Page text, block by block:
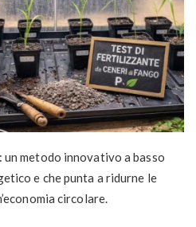
metodo innovativo a basso
e che punta a ridurne le
circolare.